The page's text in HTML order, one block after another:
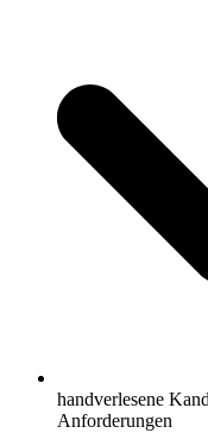
handverlesene
Anforderungen